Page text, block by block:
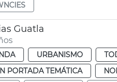
Guatla
URBANISMO
PORTADA TEMÁTICA